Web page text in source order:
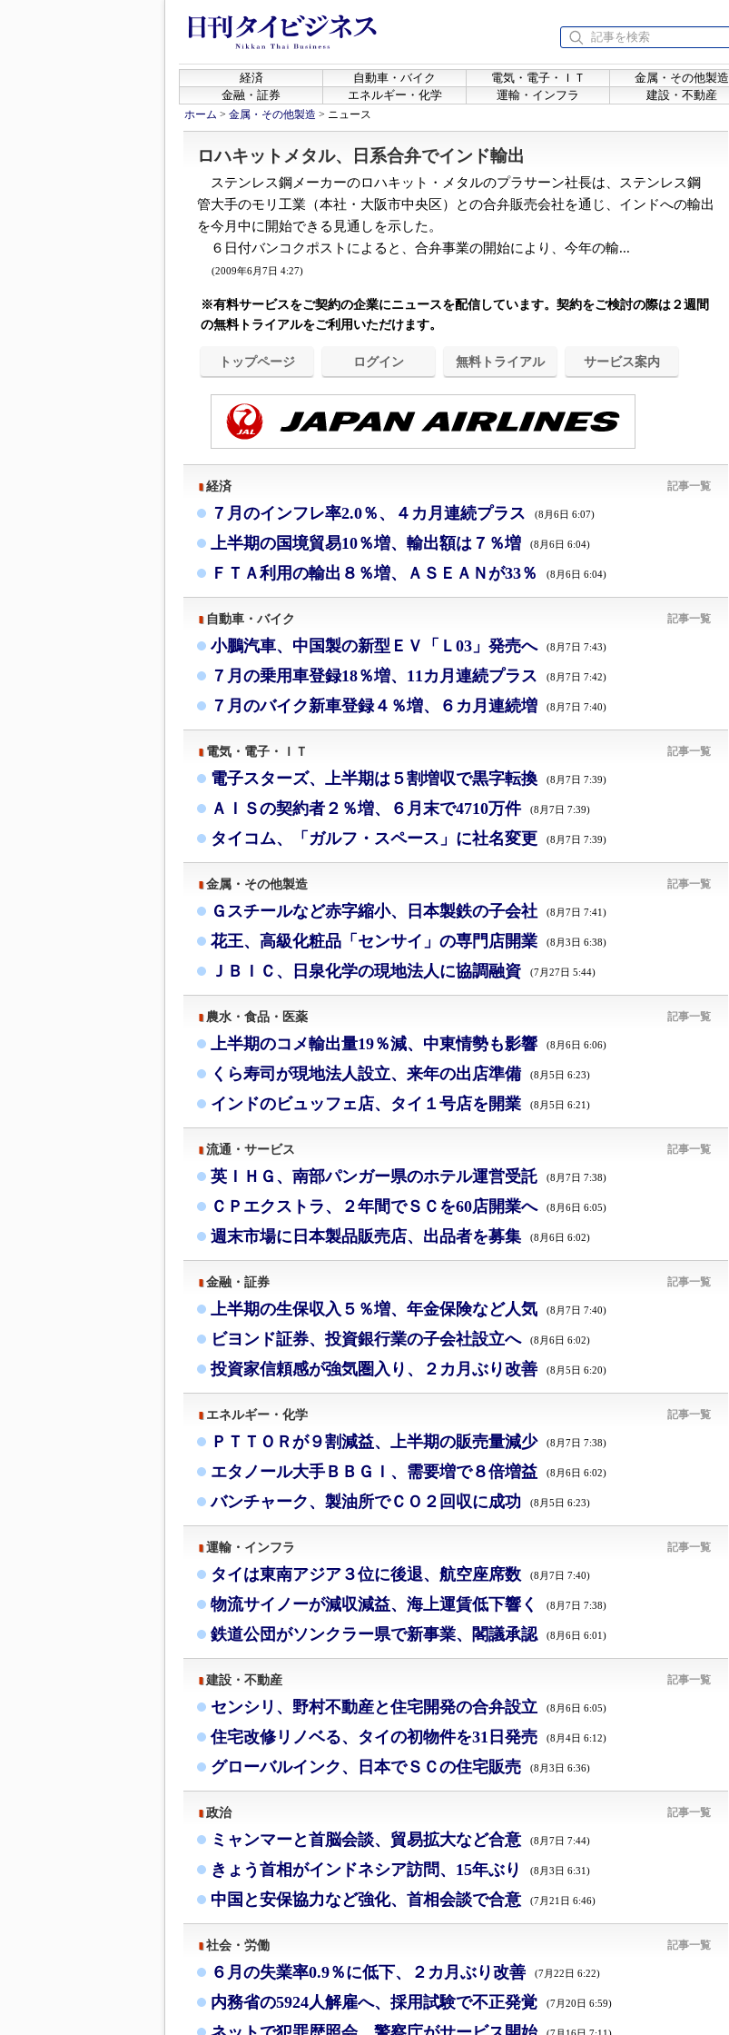
経済 自動車・バイク 電気・電子・ＩＴ 金属・その他製造
金融・証券
エネルギー・化学 運輸・インフラ 建設・不動産
ホーム > 金属・その他製造 > ニュース
ロハキットメタル、日系合弁でインド輸出
ステンレス鋼メーカーのロハキット・メタルのプラサーン社長は、ステンレス鋼
管大手のモリ工業（本社・大阪市中央区）との合弁販売会社を通じ、インドへの輸出
を今月中に開始できる見通しを示した。
６日付バンコクポストによると、合弁事業の開始により、今年の輸...
(2009年6月7日 4:27)
※有料サービスをご契約の企業にニュースを配信しています。契約をご検討の際は２週間
の無料トライアルをご利用いただけます。
トップページ ログイン 無料トライアル サービス案内
経済 記事一覧
７月のインフレ率2.0％、４カ月連続プラス (8月6日 6:07)
上半期の国境貿易10％増、輸出額は７％増 (8月6日 6:04)
ＦＴＡ利用の輸出８％増、ＡＳＥＡＮが33％ (8月6日 6:04)
自動車・バイク 記事一覧
小鵬汽車、中国製の新型ＥＶ「Ｌ03」発売へ (8月7日 7:43)
７月の乗用車登録18％増、11カ月連続プラス (8月7日 7:42)
７月のバイク新車登録４％増、６カ月連続増 (8月7日 7:40)
電気・電子・ＩＴ 記事一覧
電子スターズ、上半期は５割増収で黒字転換 (8月7日 7:39)
ＡＩＳの契約者２％増、６月末で4710万件 (8月7日 7:39)
タイコム、「ガルフ・スペース」に社名変更 (8月7日 7:39)
金属・その他製造 記事一覧
Ｇスチールなど赤字縮小、日本製鉄の子会社 (8月7日 7:41)
花王、高級化粧品「センサイ」の専門店開業 (8月3日 6:38)
ＪＢＩＣ、日泉化学の現地法人に協調融資 (7月27日 5:44)
農水・食品・医薬 記事一覧
上半期のコメ輸出量19％減、中東情勢も影響 (8月6日 6:06)
くら寿司が現地法人設立、来年の出店準備 (8月5日 6:23)
インドのビュッフェ店、タイ１号店を開業 (8月5日 6:21)
流通・サービス 記事一覧
英ＩＨＧ、南部パンガー県のホテル運営受託 (8月7日 7:38)
ＣＰエクストラ、２年間でＳＣを60店開業へ (8月6日 6:05)
週末市場に日本製品販売店、出品者を募集 (8月6日 6:02)
金融・証券 記事一覧
上半期の生保収入５％増、年金保険など人気 (8月7日 7:40)
ビヨンド証券、投資銀行業の子会社設立へ (8月6日 6:02)
投資家信頼感が強気圏入り、２カ月ぶり改善 (8月5日 6:20)
エネルギー・化学 記事一覧
ＰＴＴＯＲが９割減益、上半期の販売量減少 (8月7日 7:38)
エタノール大手ＢＢＧＩ、需要増で８倍増益 (8月6日 6:02)
バンチャーク、製油所でＣＯ２回収に成功 (8月5日 6:23)
運輸・インフラ 記事一覧
タイは東南アジア３位に後退、航空座席数 (8月7日 7:40)
物流サイノーが減収減益、海上運賃低下響く (8月7日 7:38)
鉄道公団がソンクラー県で新事業、閣議承認 (8月6日 6:01)
建設・不動産 記事一覧
センシリ、野村不動産と住宅開発の合弁設立 (8月6日 6:05)
住宅改修リノベる、タイの初物件を31日発売 (8月4日 6:12)
グローバルインク、日本でＳＣの住宅販売 (8月3日 6:36)
政治 記事一覧
ミャンマーと首脳会談、貿易拡大など合意 (8月7日 7:44)
きょう首相がインドネシア訪問、15年ぶり (8月3日 6:31)
中国と安保協力など強化、首相会談で合意 (7月21日 6:46)
社会・労働 記事一覧
６月の失業率0.9％に低下、２カ月ぶり改善 (7月22日 6:22)
内務省の5924人解雇へ、採用試験で不正発覚 (7月20日 6:59)